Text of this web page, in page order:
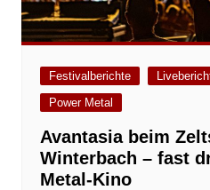
Festivalberichte
Power Metal
Avantasia beim
Winterbach – fast
Metal-Kino